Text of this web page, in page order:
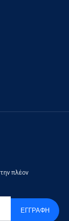
πλέον
ΕΓΓΡΑΦΗ